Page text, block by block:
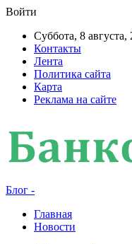
Войти
Суббота, 8 августа,
Контакты
Лента
Политика сайта
Карта
Реклама на сайте
Блог -
Главная
Новости